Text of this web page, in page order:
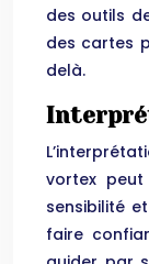
des outils
des cartes
delà.
vortex
sensibilité
faire